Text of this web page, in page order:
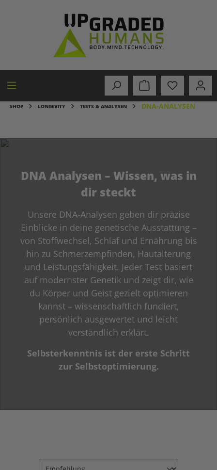
SHOP LONGEVITY TESTS & ANALYSEN DNA-ANALYSEN
DNA Analysen – Wissen, was in
dir steckt
Unsere DNA-Analysen geben dir präzise
Einblicke in deine genetische Ausstattung –
von Stoffwechsel, Schlaf und Ernährung bis
hin zu Schmerzempfinden, Hautalterung
und Leistungsfähigkeit. Jeder Test basiert
auf modernster Genetik und zeigt dir, wie
du Körper und Geist gezielt optimieren
kannst – wissenschaftlich fundiert,
persönlich ausgewertet und leicht
verständlich erklärt.
Selbsterkenntnis ist der erste Schritt
zur Selbstoptimierung.